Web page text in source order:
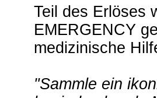
Teil des Erlöses
EMERGENCY
medizinische
"Sammle ein